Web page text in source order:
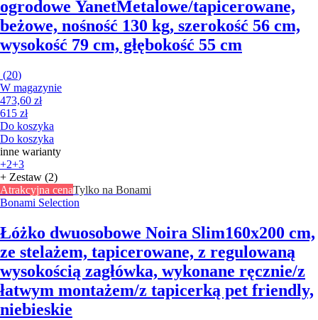
ogrodowe YanetMetalowe/tapicerowane,
beżowe, nośność 130 kg, szerokość 56 cm,
wysokość 79 cm, głębokość 55 cm
(20)
W magazynie
473,60 zł
615 zł
Do koszyka
Do koszyka
inne warianty
+2+3
+ Zestaw (2)
Atrakcyjna cenaTylko na Bonami
Bonami Selection
Łóżko dwuosobowe Noira Slim160x200 cm,
ze stelażem, tapicerowane, z regulowaną
wysokością zagłówka, wykonane ręcznie/z
łatwym montażem/z tapicerką pet friendly,
niebieskie